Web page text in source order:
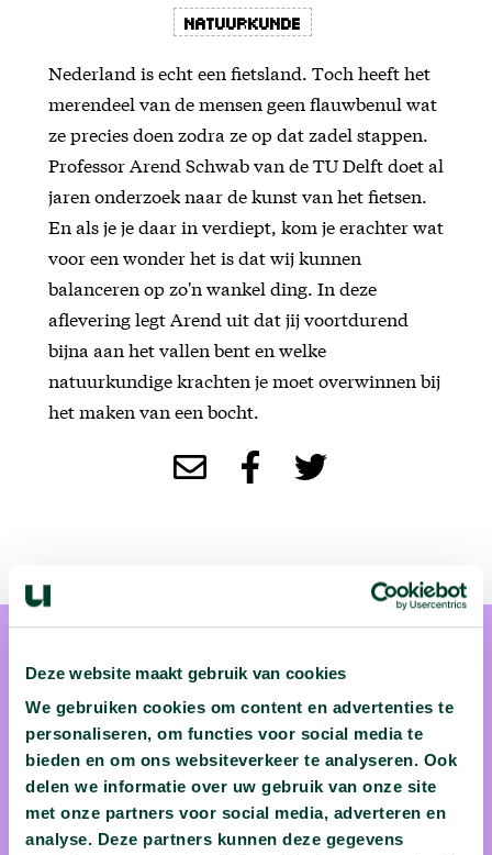
Deze website maakt gebruik van cookies
We gebruiken cookies om content en advertenties te
personaliseren, om functies voor social media te
bieden en om ons websiteverkeer te analyseren. Ook
delen we informatie over uw gebruik van onze site
met onze partners voor social media, adverteren en
analyse. Deze partners kunnen deze gegevens
Natuurkunde
Nederland is echt een fietsland. Toch heeft het
merendeel van de mensen geen flauwbenul wat
ze precies doen zodra ze op dat zadel stappen.
Professor Arend Schwab van de TU Delft doet al
jaren onderzoek naar de kunst van het fietsen.
En als je je daar in verdiept, kom je erachter wat
voor een wonder het is dat wij kunnen
balanceren op zo'n wankel ding. In deze
aflevering legt Arend uit dat jij voortdurend
bijna aan het vallen bent en welke
natuurkundige krachten je moet overwinnen bij
het maken van een bocht.
Arend Schwab
Arend Schwab is een expert in mechanica. Hij is het hoofd
van het fiets dynamica lab aan de TU Delft, waar hij de